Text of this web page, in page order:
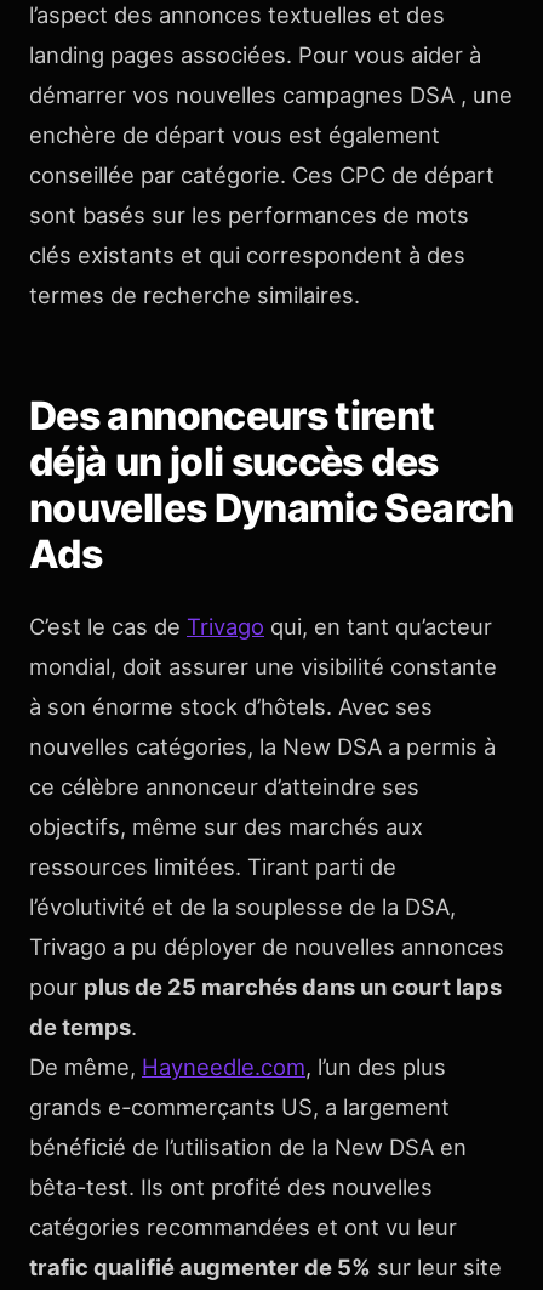
l’aspect des annonces textuelles et des
landing pages associées. Pour vous aider à
démarrer vos nouvelles campagnes DSA , une
enchère de départ vous est également
conseillée par catégorie. Ces CPC de départ
sont basés sur les performances de mots
clés existants et qui correspondent à des
termes de recherche similaires.
Des annonceurs tirent
déjà un joli succès des
nouvelles Dynamic Search
Ads
C’est le cas de Trivago qui, en tant qu’acteur
mondial, doit assurer une visibilité constante
à son énorme stock d’hôtels. Avec ses
nouvelles catégories, la New DSA a permis à
ce célèbre annonceur d’atteindre ses
objectifs, même sur des marchés aux
ressources limitées. Tirant parti de
l’évolutivité et de la souplesse de la DSA,
Trivago a pu déployer de nouvelles annonces
pour plus de 25 marchés dans un court laps
de temps.
De même, Hayneedle.com, l’un des plus
grands e-commerçants US, a largement
bénéficié de l’utilisation de la New DSA en
bêta-test. Ils ont profité des nouvelles
catégories recommandées et ont vu leur
trafic qualifié augmenter de 5% sur leur site